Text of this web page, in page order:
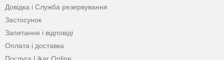
Довідка і Служба резервування
Застосунок
Запитання і відповіді
Оплата і доставка
Послуга Likar Online